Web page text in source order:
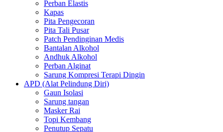
Perban Elastis
Kapas
Pita Pengecoran
Pita Tali Pusar
Patch Pendinginan Medis
Bantalan Alkohol
Andhuk Alkohol
Perban Alginat
Sarung Kompresi Terapi Dingin
APD (Alat Pelindung Diri)
Gaun Isolasi
Sarung tangan
Masker Rai
Topi Kembang
Penutup Sepatu